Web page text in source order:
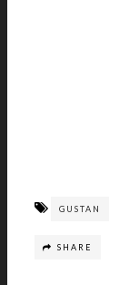
GUSTAN
SHARE